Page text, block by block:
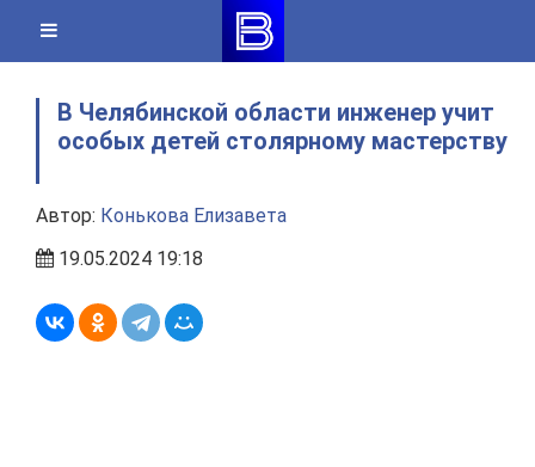
content
В Челябинской области инженер учит
особых детей столярному мастерству
Автор: Конькова Елизавета
19.05.2024 19:18